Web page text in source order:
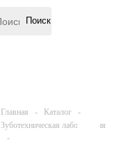
Главная - Каталог
-
Зуботехническая лаборатория
-